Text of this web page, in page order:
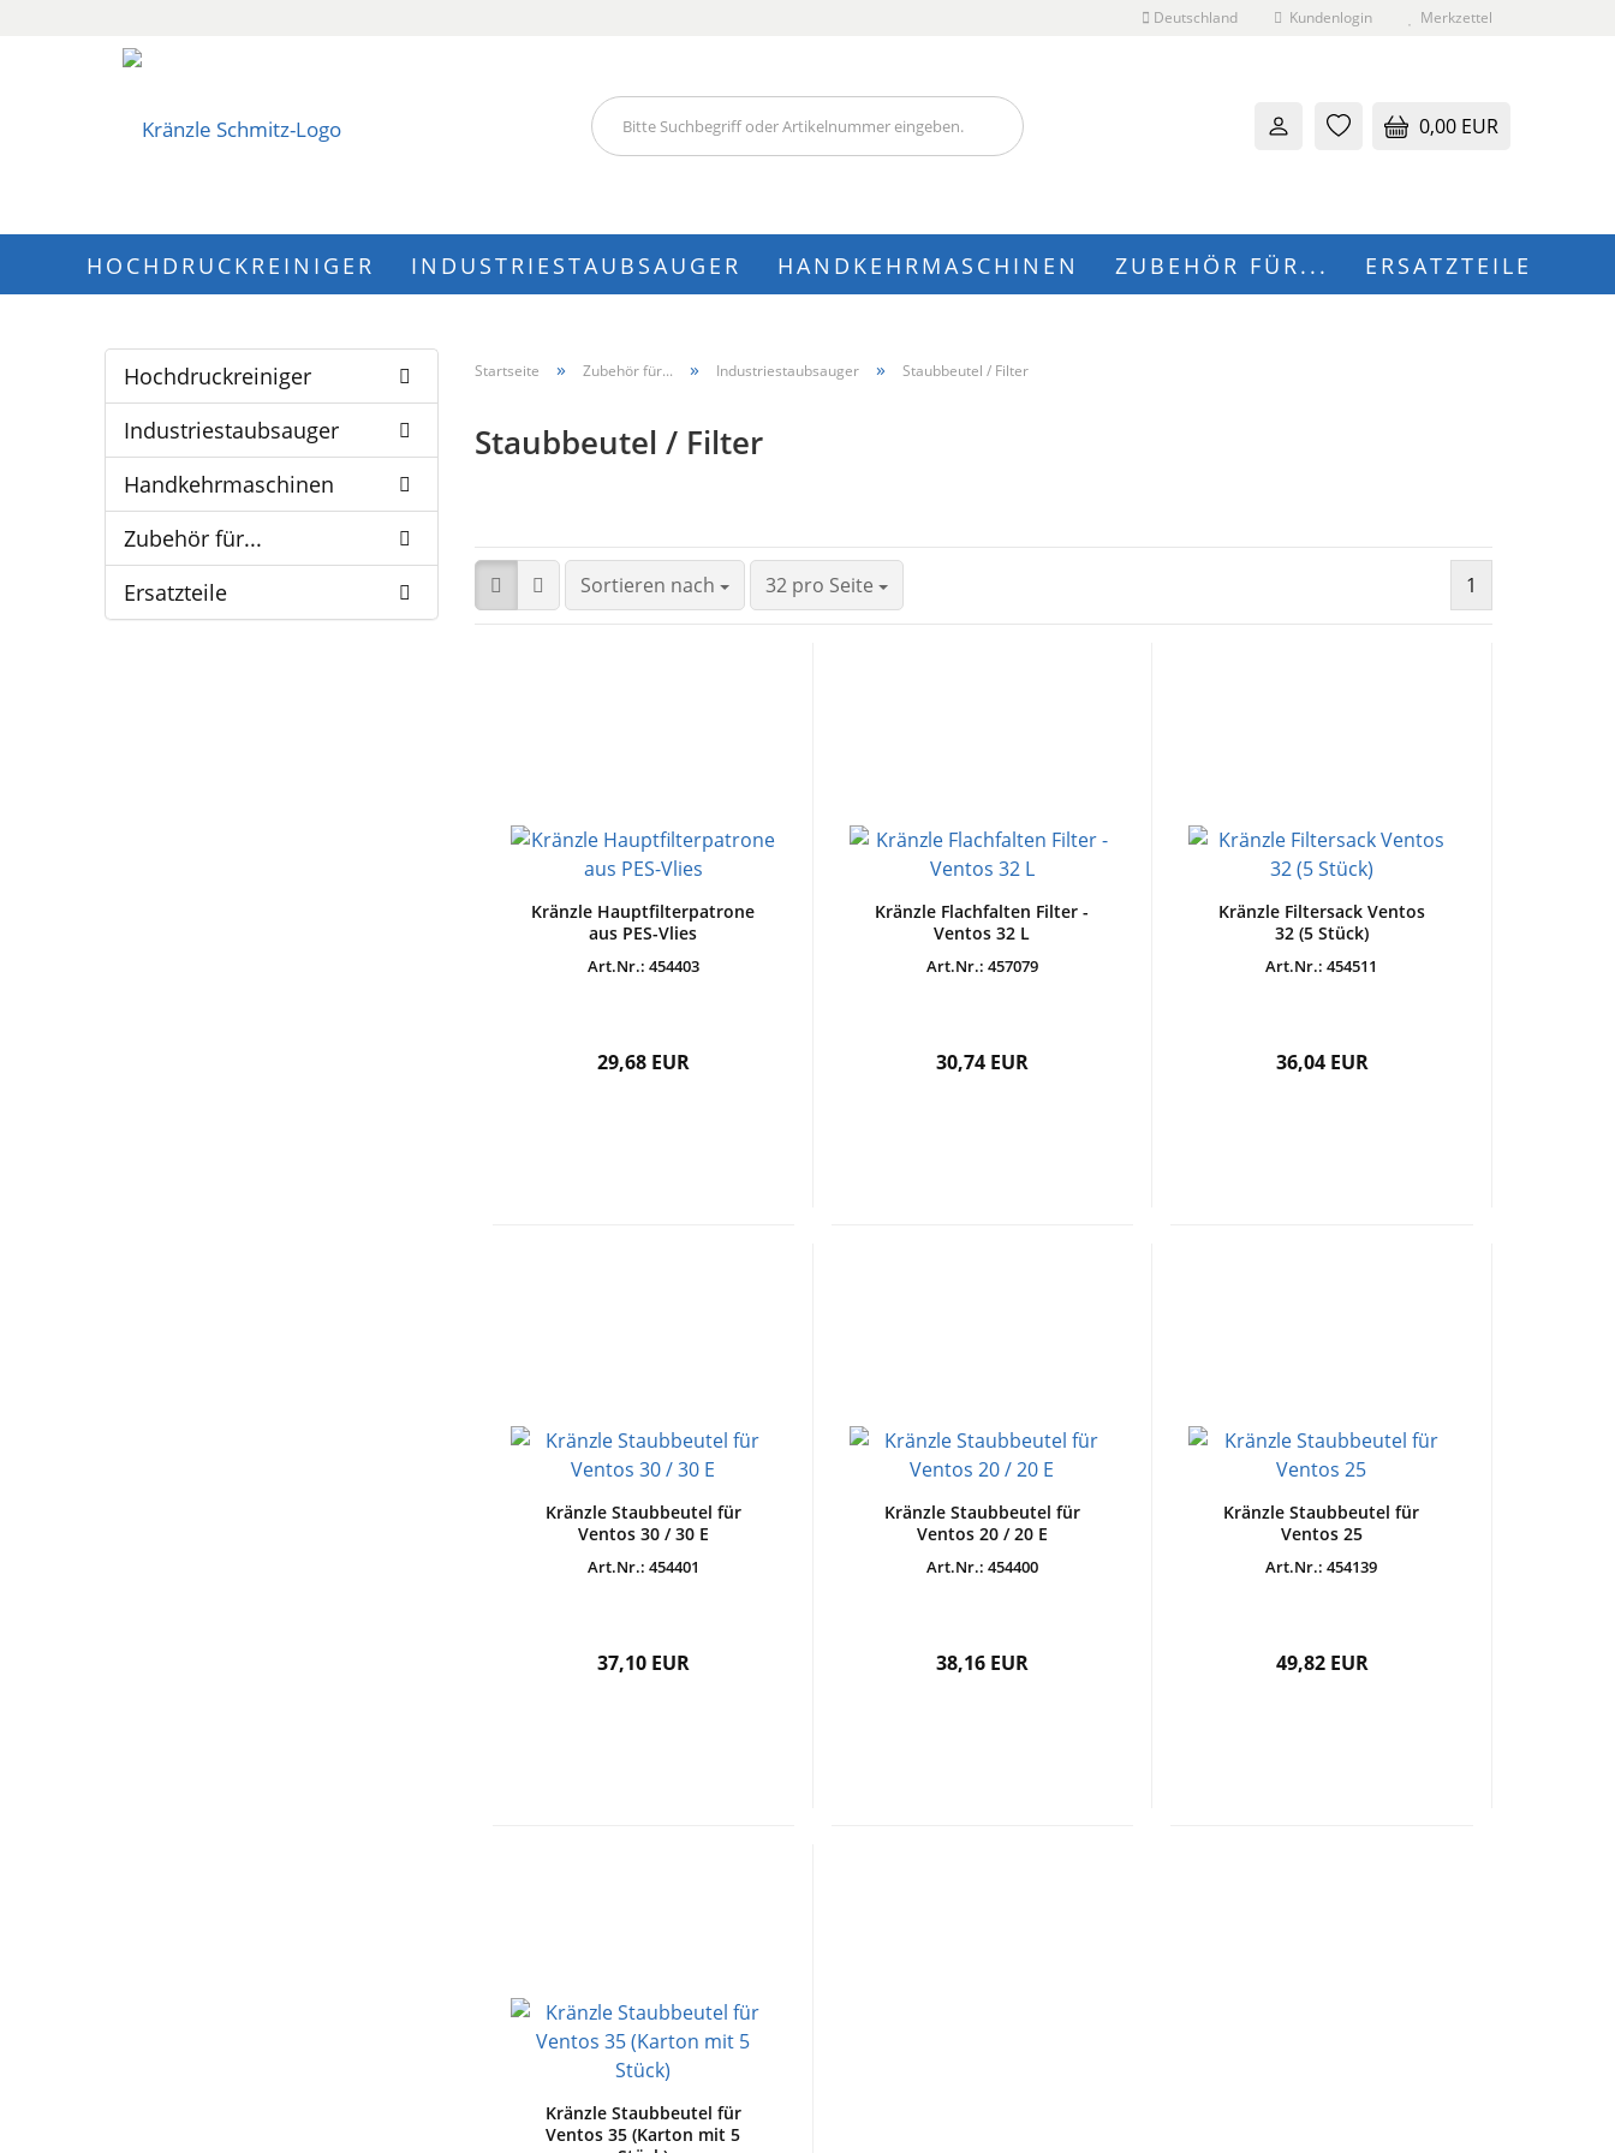
Deutschland Kundenlogin Merkzettel
0,00 EUR
HOCHDRUCKREINIGER INDUSTRIESTAUBSAUGER HANDKEHRMASCHINEN ZUBEHÖR FÜR... ERSATZTEILE
Startseite » Zubehör für... » Industriestaubsauger » Staubbeutel / Filter
Staubbeutel / Filter
Sortieren nach 32 pro Seite 1
Kränzle Hauptfilterpatrone
aus PES-Vlies
Art.Nr.: 454403
29,68 EUR
Kränzle Flachfalten Filter -
Ventos 32 L
Art.Nr.: 457079
30,74 EUR
Kränzle Filtersack Ventos
32 (5 Stück)
Art.Nr.: 454511
36,04 EUR
Kränzle Staubbeutel für
Ventos 30 / 30 E
Art.Nr.: 454401
37,10 EUR
Kränzle Staubbeutel für
Ventos 20 / 20 E
Art.Nr.: 454400
38,16 EUR
Kränzle Staubbeutel für
Ventos 25
Art.Nr.: 454139
49,82 EUR
Kränzle Staubbeutel für
Ventos 35 (Karton mit 5
Hochdruckreiniger
Industriestaubsauger
Handkehrmaschinen
Zubehör für...
Ersatzteile